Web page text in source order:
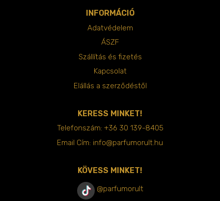
INFORMÁCIÓ
Adatvédelem
ÁSZF
Szállítás és fizetés
Kapcsolat
Elállás a szerződéstől
KERESS MINKET!
Telefonszám: +36 30 139-8405
Email Cím: info@parfumorult.hu
KÖVESS MINKET!
@parfumorult